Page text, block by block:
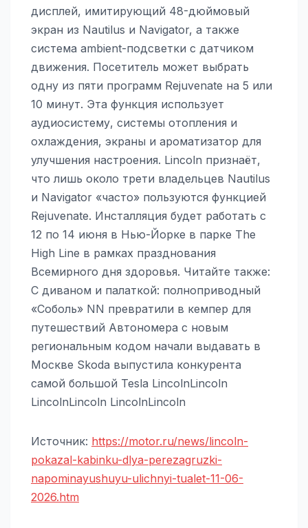
дисплей, имитирующий 48-дюймовый
экран из Nautilus и Navigator, а также
система ambient-подсветки с датчиком
движения. Посетитель может выбрать
одну из пяти программ Rejuvenate на 5 или
10 минут. Эта функция использует
аудиосистему, системы отопления и
охлаждения, экраны и ароматизатор для
улучшения настроения. Lincoln признаёт,
что лишь около трети владельцев Nautilus
и Navigator «часто» пользуются функцией
Rejuvenate. Инсталляция будет работать с
12 по 14 июня в Нью-Йорке в парке The
High Line в рамках празднования
Всемирного дня здоровья. Читайте также:
С диваном и палаткой: полноприводный
«Соболь» NN превратили в кемпер для
путешествий Автономера с новым
региональным кодом начали выдавать в
Москве Skoda выпустила конкурента
самой большой Tesla LincolnLincoln
LincolnLincoln LincolnLincoln
Источник: https://motor.ru/news/lincoln-
pokazal-kabinku-dlya-perezagruzki-
napominayushuyu-ulichnyi-tualet-11-06-
2026.htm